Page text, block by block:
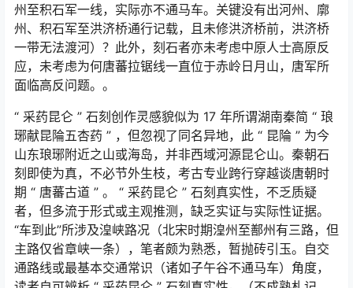
州至积石军一线，实际亦不通马车。关键没有出河州、廓
州、积石军至洪济桥通行记载，且未修洪济桥前，洪济桥
一带无法渡河）？此外，刻石者亦未考虑中原人士高原反
应，未考虑为何唐蕃拉锯线一直位于赤岭日月山，唐军所
面临高反问题。。
“ 采药昆仑 ” 石刻创作灵感貌似为 17 年所谓湖南秦简 “ 琅
琊献昆陯五杏药 ” ，但忽视了同名异地，此 “ 昆陯 ” 为今
山东琅琊附近之山或海岛，并非西域河源昆仑山。秦朝石
刻即使为真，不必节外生枝，考古专业跨行穿越谈唐朝时
期 “ 唐蕃古道 ” 。 “ 采药昆仑 ” 石刻真实性，不乏质疑
者，但多流于形式或主观推测，缺乏实证与实际性证据。
“车到此”所涉及湟峡路况（北宋时期湟州至鄯州有三路，但
主路仅省章峡一条），笔者颇为熟悉，暂抛砖引玉。自交
通路线或最基本交通常识（诸如子午谷不通马车）角度，